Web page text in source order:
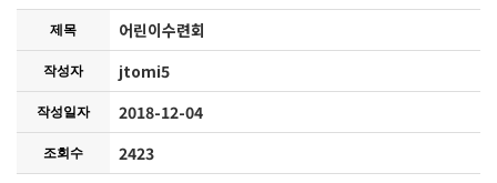
제목 어린이수련회
작성자 jtomi5
작성일자 2018-12-04
조회수 2423